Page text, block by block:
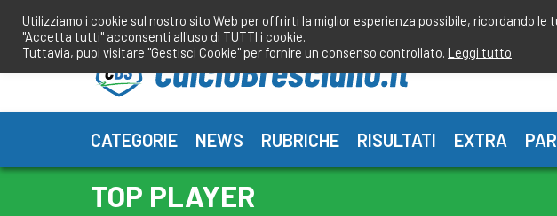
contenuto
CATEGORIE NEWS RUBRICHE RISULTATI EXTRA
TOP PLAYER
Utilizziamo i cookie sul nostro sito Web per offrirti la miglior esperienza possibile, ricordando
"Accetta tutti" acconsenti all'uso di TUTTI i cookie.
Tuttavia, puoi visitare "Gestisci Cookie" per fornire un consenso controllato. Leggi tutto